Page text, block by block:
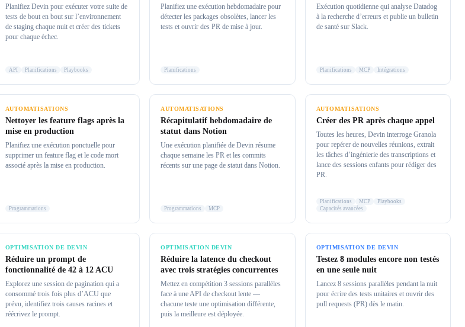
Planifiez Devin pour exécuter votre suite de
tests de bout en bout sur l’environnement
de staging chaque nuit et créer des tickets
pour chaque échec.
API Planifications Playbooks
Planifiez une exécution hebdomadaire pour
détecter les packages obsolètes, lancer les
tests et ouvrir des PR de mise à jour.
Planifications
Exécution quotidienne qui analyse Datadog
à la recherche d’erreurs et publie un bulletin
de santé sur Slack.
Planifications MCP Intégrations
AUTOMATISATIONS
Nettoyer les feature flags après la
mise en production
Planifiez une exécution ponctuelle pour
supprimer un feature flag et le code mort
associé après la mise en production.
Programmations
AUTOMATISATIONS
Récapitulatif hebdomadaire de
statut dans Notion
Une exécution planifiée de Devin résume
chaque semaine les PR et les commits
récents sur une page de statut dans Notion.
Programmations MCP
AUTOMATISATIONS
Créer des PR après chaque appel
Toutes les heures, Devin interroge Granola
pour repérer de nouvelles réunions, extrait
les tâches d’ingénierie des transcriptions et
lance des sessions enfants pour rédiger des
PR.
Planifications MCP
Playbooks
Capacités avancées
OPTIMISATION DE DEVIN
Réduire un prompt de
fonctionnalité de 42 à 12 ACU
Explorez une session de pagination qui a
consommé trois fois plus d’ACU que
prévu, identifiez trois causes racines et
réécrivez le prompt.
OPTIMISATION DEVIN
Réduire la latence du checkout
avec trois stratégies concurrentes
Mettez en compétition 3 sessions parallèles
face à une API de checkout lente —
chacune teste une optimisation différente,
puis la meilleure est déployée.
OPTIMISATION DE DEVIN
Testez 8 modules encore non testés
en une seule nuit
Lancez 8 sessions parallèles pendant la nuit
pour écrire des tests unitaires et ouvrir des
pull requests (PR) dès le matin.